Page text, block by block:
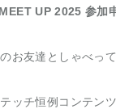
UP 2025 参加
お友達としゃべっ
ッチ恒例コンテン